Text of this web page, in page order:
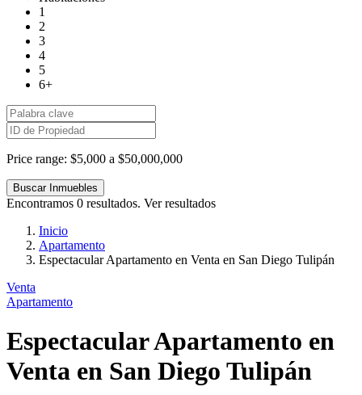
1
2
3
4
5
6+
Price range: $5,000 a $50,000,000
Encontramos 0 resultados. Ver resultados
Inicio
Apartamento
Espectacular Apartamento en Venta en San Diego Tulipán
Venta
Apartamento
Espectacular Apartamento en
Venta en San Diego Tulipán